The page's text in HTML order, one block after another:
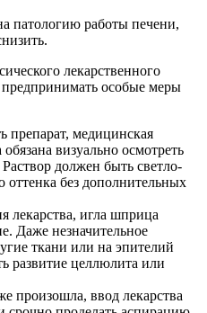
патологию работы печени,
лекарственного
особые меры
препарат, медицинская
визуально осмотреть
Раствор должен быть светло-
оттенка без дополнительных
лекарства, игла шприца
Даже незначительное
ткани или на эпителий
развитие целлюлита или
произошла, ввод лекарства